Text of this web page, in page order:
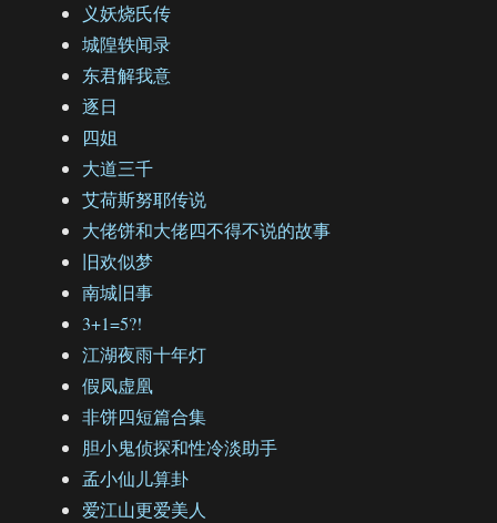
义妖烧氏传
城隍轶闻录
东君解我意
逐日
四姐
大道三千
艾荷斯努耶传说
大佬饼和大佬四不得不说的故事
旧欢似梦
南城旧事
3+1=5?!
江湖夜雨十年灯
假凤虚凰
非饼四短篇合集
胆小鬼侦探和性冷淡助手
孟小仙儿算卦
爱江山更爱美人